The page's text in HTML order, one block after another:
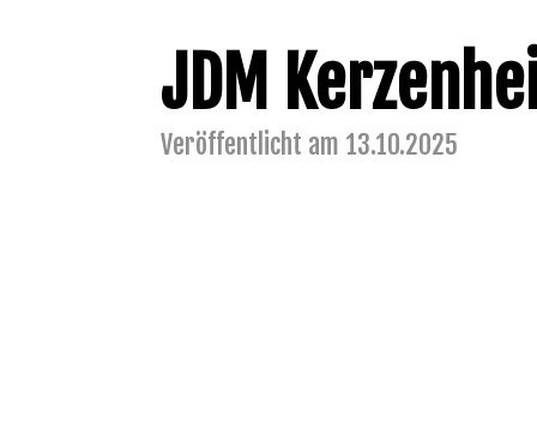
JDM
Veröffentlicht am 13.10.2025